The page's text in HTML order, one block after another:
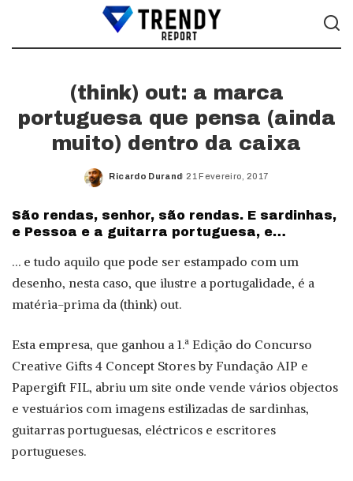
(think) out: a marca
portuguesa que pensa (ainda
muito) dentro da caixa
Posted
Ricardo Durand 21 Fevereiro, 2017
São rendas, senhor, são rendas. E sardinhas,
e Pessoa e a guitarra portuguesa, e…
… e tudo aquilo que pode ser estampado com um
desenho, nesta caso, que ilustre a portugalidade, é a
matéria-prima da (think) out.
Esta empresa, que ganhou a 1.ª Edição do Concurso
Creative Gifts 4 Concept Stores by Fundação AIP e
Papergift FIL, abriu um site onde vende vários objectos
e vestuários com imagens estilizadas de sardinhas,
guitarras portuguesas, eléctricos e escritores
portugueses.